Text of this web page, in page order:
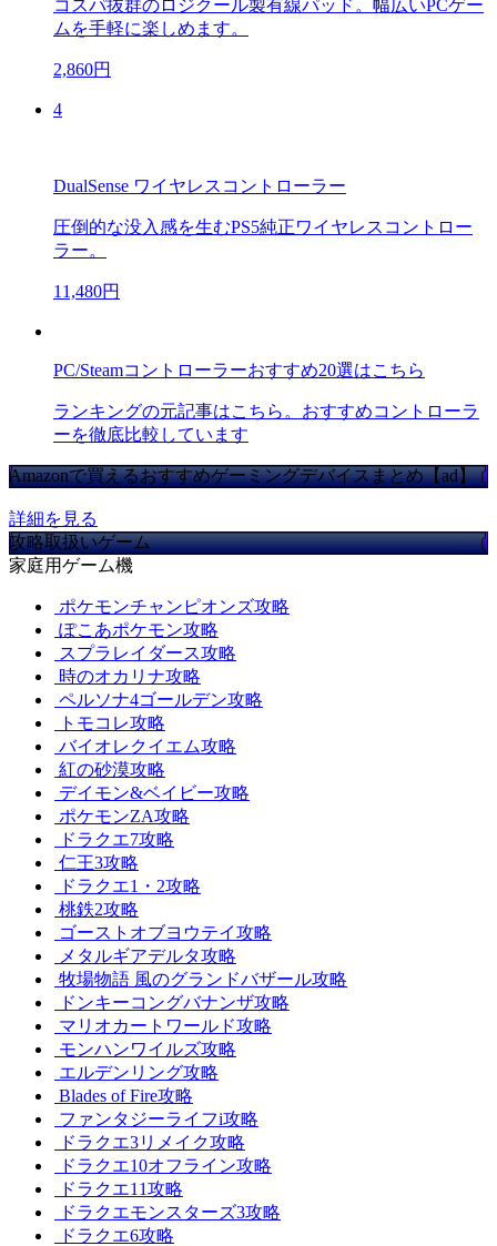
コスパ抜群のロジクール製有線パッド。幅広いPCゲー
ムを手軽に楽しめます。
2,860円
4
DualSense ワイヤレスコントローラー
圧倒的な没入感を生むPS5純正ワイヤレスコントロー
ラー。
11,480円
PC/Steamコントローラーおすすめ20選はこちら
ランキングの元記事はこちら。おすすめコントローラ
ーを徹底比較しています
Amazonで買えるおすすめゲーミングデバイスまとめ【ad】
詳細を見る
攻略取扱いゲーム
家庭用ゲーム機
ポケモンチャンピオンズ攻略
ぽこあポケモン攻略
スプラレイダース攻略
時のオカリナ攻略
ペルソナ4ゴールデン攻略
トモコレ攻略
バイオレクイエム攻略
紅の砂漠攻略
デイモン&ベイビー攻略
ポケモンZA攻略
ドラクエ7攻略
仁王3攻略
ドラクエ1・2攻略
桃鉄2攻略
ゴーストオブヨウテイ攻略
メタルギアデルタ攻略
牧場物語 風のグランドバザール攻略
ドンキーコングバナンザ攻略
マリオカートワールド攻略
モンハンワイルズ攻略
エルデンリング攻略
Blades of Fire攻略
ファンタジーライフi攻略
ドラクエ3リメイク攻略
ドラクエ10オフライン攻略
ドラクエ11攻略
ドラクエモンスターズ3攻略
ドラクエ6攻略